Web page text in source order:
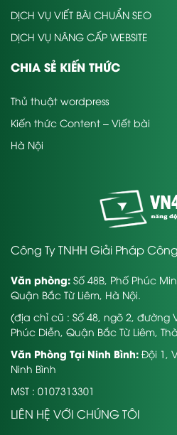
DỊCH VỤ VIẾT BÀI CHUẨN SEO
DỊCH VỤ NÂNG CẤP WEBSITE
CHIA SẺ KIẾN THỨC
Thủ thuật wordpress
Kiến thức Content – Viết bài
Hà Nội
Công Ty TNHH Giải Pháp
Văn phòng: Số 48B, Phố Phúc
Quận Bắc Từ Liêm, Hà Nội.
(địa chỉ cũ : Số 48, ngõ 2, đường
Phúc Diễn, Quận Bắc Từ Liêm,
Văn Phòng Tại Ninh Bình: Đội 1,
Ninh Bình
MST : 0107313301
LIÊN HỆ VỚI CHÚNG TÔI